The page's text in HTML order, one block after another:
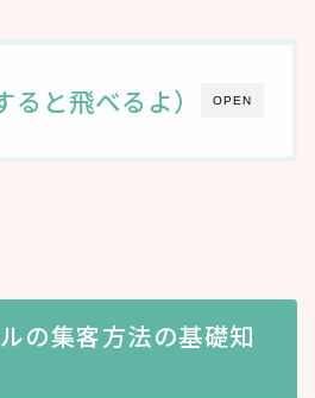
OPEN
と飛べるよ）
の集客方法の基礎知